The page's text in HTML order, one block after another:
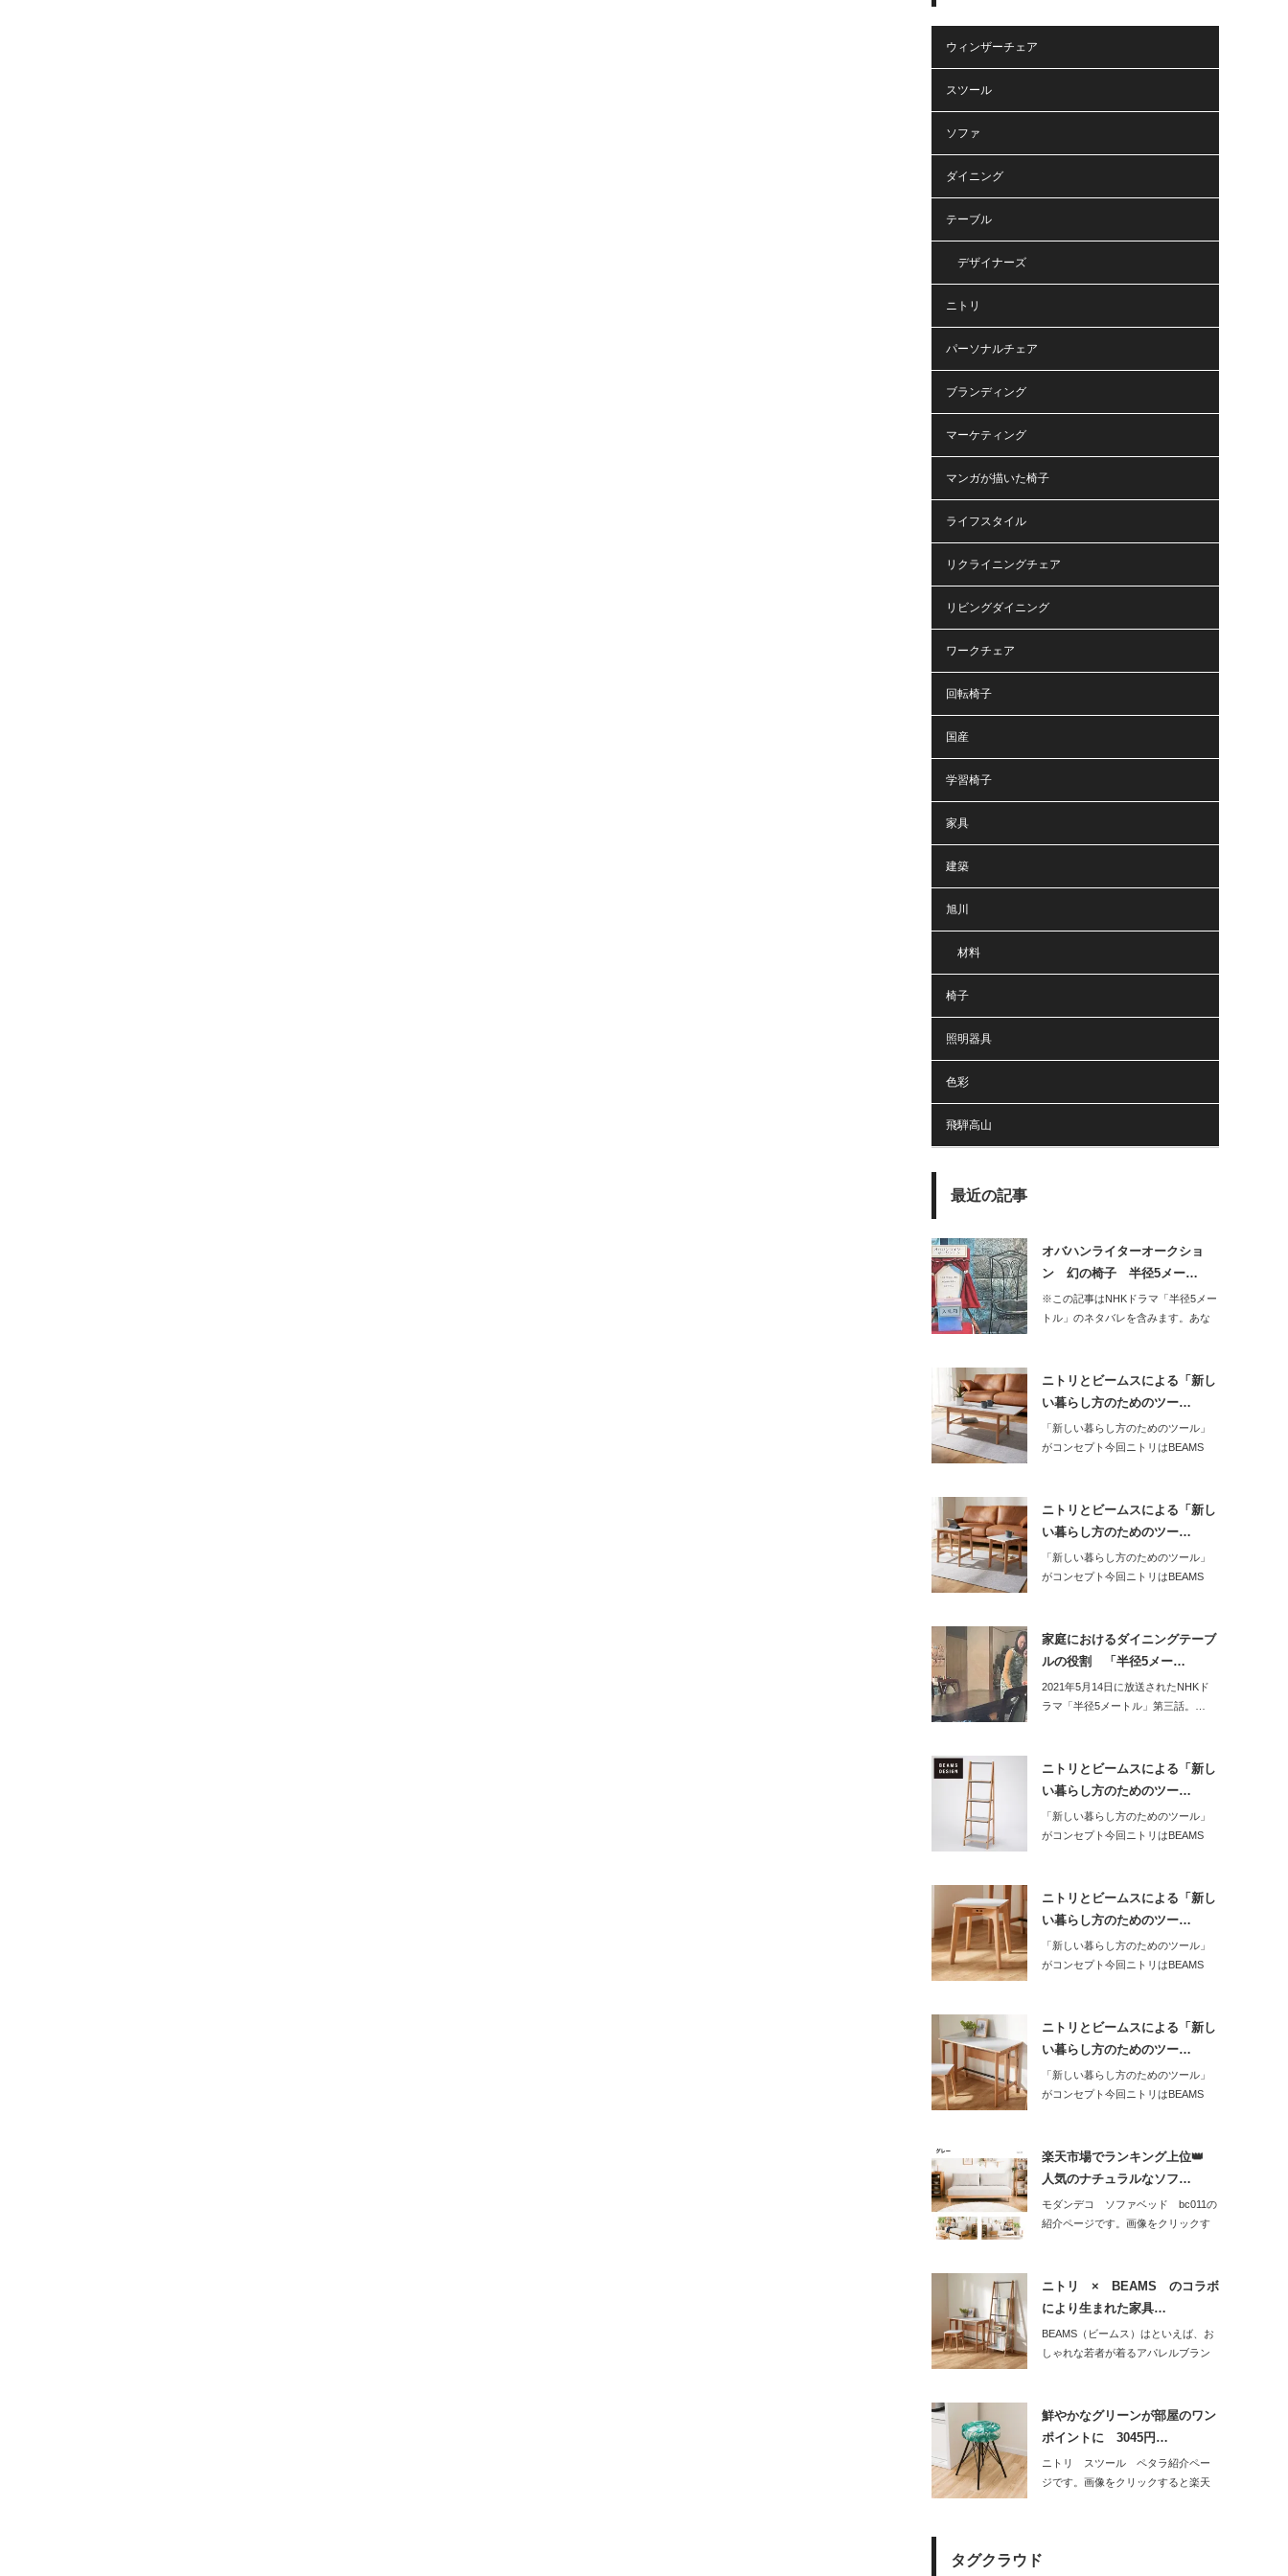
ウィンザーチェア
スツール
ソファ
ダイニング
テーブル
デザイナーズ
ニトリ
パーソナルチェア
ブランディング
マーケティング
マンガが描いた椅子
ライフスタイル
リクライニングチェア
リビングダイニング
ワークチェア
回転椅子
国産
学習椅子
家具
建築
旭川
材料
椅子
照明器具
色彩
飛騨高山
最近の記事
オバハンライターオークショ
ン 幻の椅子 半径5メー…
※この記事はNHKドラマ「半径5メー
トル」のネタバレを含みます。あな
ニトリとビームスによる「新し
い暮らし方のためのツー…
「新しい暮らし方のためのツール」
がコンセプト今回ニトリはBEAMS
ニトリとビームスによる「新し
い暮らし方のためのツー…
「新しい暮らし方のためのツール」
がコンセプト今回ニトリはBEAMS
家庭におけるダイニングテーブ
ルの役割 「半径5メー…
2021年5月14日に放送されたNHKド
ラマ「半径5メートル」第三話。…
ニトリとビームスによる「新し
い暮らし方のためのツー…
「新しい暮らし方のためのツール」
がコンセプト今回ニトリはBEAMS
ニトリとビームスによる「新し
い暮らし方のためのツー…
「新しい暮らし方のためのツール」
がコンセプト今回ニトリはBEAMS
ニトリとビームスによる「新し
い暮らし方のためのツー…
「新しい暮らし方のためのツール」
がコンセプト今回ニトリはBEAMS
楽天市場でランキング上位👑
人気のナチュラルなソフ…
モダンデコ ソファベッド bc011の
紹介ページです。画像をクリックす
ニトリ × BEAMS のコラボ
により生まれた家具…
BEAMS（ビームス）はといえば、お
しゃれな若者が着るアパレルブラン
鮮やかなグリーンが部屋のワン
ポイントに 3045円…
ニトリ スツール ペタラ紹介ペー
ジです。画像をクリックすると楽天
タグクラウド